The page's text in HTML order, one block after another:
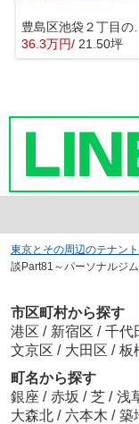
豊島区池
36.3万円/ 21.50坪
東京とその周辺のテナン
談Part81～パーソナルジ
市区町村から探す
港区 / 新宿区 / 千代
文京区 / 大田区 / 板
町名から探す
銀座 / 赤坂 / 芝 / 浅
大森北 / 六本木 / 築